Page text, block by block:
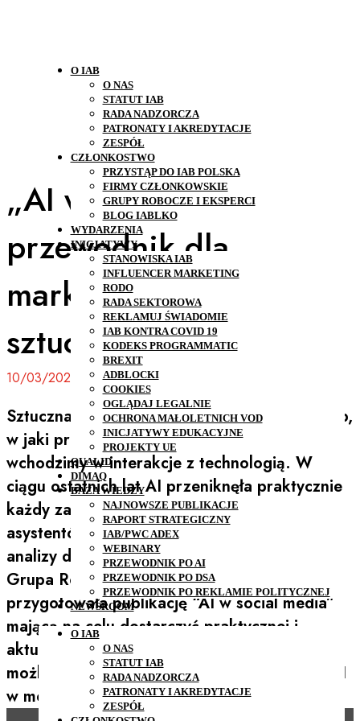
O IAB
O NAS
STATUT IAB
RADA NADZORCZA
PATRONATY I AKREDYTACJE
ZESPÓŁ
CZŁONKOSTWO
PRZYSTĄP DO IAB POLSKA
FIRMY CZŁONKOWSKIE
GRUPY ROBOCZE I EKSPERCI
BLOG IABLKO
WYDARZENIA
INICJATYWY
STANOWISKA IAB
INFLUENCER MARKETING
RODO
RADA SEKTOROWA
REKLAMUJ ŚWIADOMIE
IAB KONTRA COVID 19
KODEKS PROGRAMMATIC
BREXIT
ADBLOCKI
COOKIES
OGLĄDAJ LEGALNIE
OCHRONA MAŁOLETNICH VOD
INICJATYWY EDUKACYJNE
PROJEKTY UE
QUALID
DIMAQ
BAZA WIEDZY
NAJNOWSZE PUBLIKACJE
RAPORT STRATEGICZNY
IAB/PWC ADEX
WEBINARY
PRZEWODNIK PO AI
PRZEWODNIK PO DSA
PRZEWODNIK PO REKLAMIE POLITYCZNEJ
NEWSROOM
O IAB
O NAS
STATUT IAB
RADA NADZORCZA
PATRONATY I AKREDYTACJE
ZESPÓŁ
„AI w social media” –
przewodnik dla
marketerów w erze
sztucznej inteligencji
10/03/2023
Sztuczna Inteligencja (AI) przekształca sposób,
w jaki pracujemy, komunikujemy się i
wchodzimy w interakcje z technologią. W
ciągu ostatnich lat AI przeniknęła praktycznie
każdy zakres naszego życia, od prostych
asystentów głosowych po zaawansowane
analizy danych i tworzenie treści. Dlatego
Grupa Robocza Social Media IAB Polska
przygotowała publikację “AI w social media”
mającą na celu dostarczyć praktycznej i
aktualnej wiedzy na temat korzyści, wyzwań i
możliwości, jakie niesie ze sobą stosowanie AI
w mediach społecznościowych.